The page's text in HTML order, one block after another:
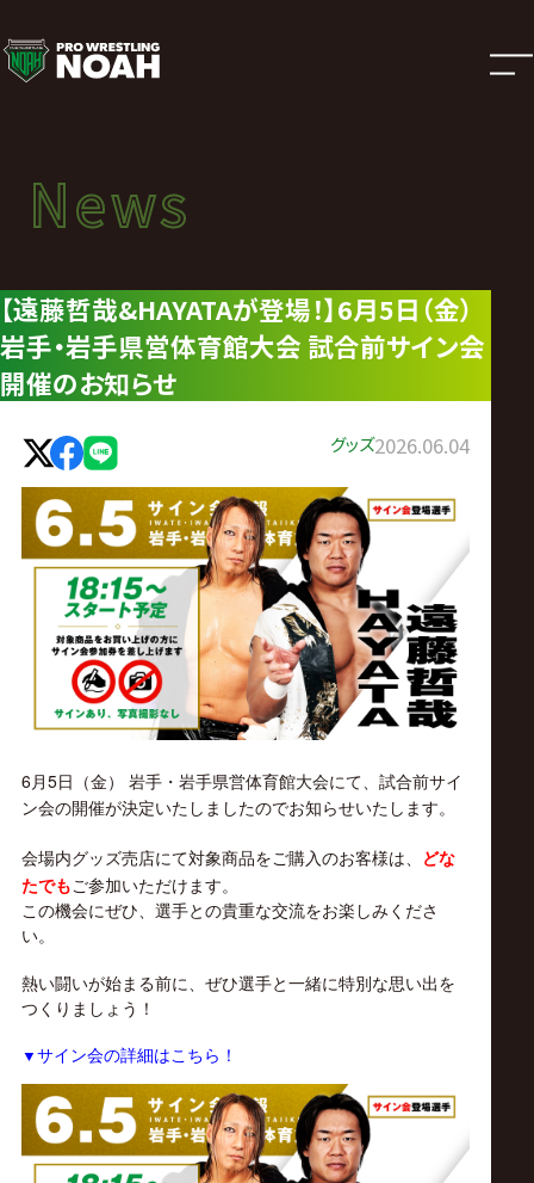
ニ
ュ
ー
ス
|
プ
ロ
レ
ス
ノ
ア
公
式
サ
イ
News
ニュース
News
【遠藤哲哉&HAYATAが登場！】6月5日（金）
岩手・岩手県営体育館大会 試合前サイン会
開催のお知らせ
グッズ2026.06.04
6月5日（金） 岩手・岩手県営体育館大会にて、試合前サイ
ン会の開催が決定いたしましたのでお知らせいたします。
会場内グッズ売店にて対象商品をご購入のお客様は、 どな
たでもご参加いただけます。
この機会にぜひ、選手との貴重な交流をお楽しみくださ
い。
熱い闘いが始まる前に、ぜひ選手と一緒に特別な思い出を
つくりましょう！
▼ サイン会の詳細はこちら！